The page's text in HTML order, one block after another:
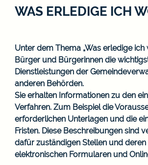
WAS ERLEDIGE ICH
Unter dem Thema „Was erledige ich
Bürger und Bürgerinnen die
Dienstleistungen der
anderen Behörden.
Sie erhalten Informationen zu den
Verfahren. Zum Beispiel die
erforderlichen Unterlagen und die
Fristen. Diese Beschreibungen sind
dafür zuständigen Stellen und
elektronischen Formularen und